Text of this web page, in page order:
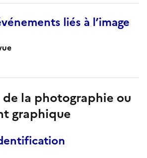
liés à l’image
la photographie ou
graphique